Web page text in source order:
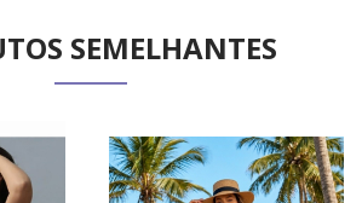
SEMELHANTES